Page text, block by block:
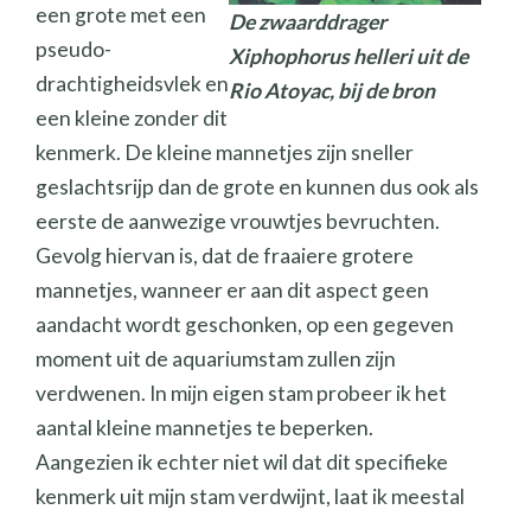
De zwaarddrager
Xiphophorus helleri uit de
Rio Atoyac, bij de bron
een grote met een
pseudo-
drachtigheidsvlek en
een kleine zonder dit
kenmerk. De kleine mannetjes zijn sneller
geslachtsrijp dan de grote en kunnen dus ook als
eerste de aanwezige vrouwtjes bevruchten.
Gevolg hiervan is, dat de fraaiere grotere
mannetjes, wanneer er aan dit aspect geen
aandacht wordt geschonken, op een gegeven
moment uit de aquariumstam zullen zijn
verdwenen. In mijn eigen stam probeer ik het
aantal kleine mannetjes te beperken.
Aangezien ik echter niet wil dat dit specifieke
kenmerk uit mijn stam verdwijnt, laat ik meestal